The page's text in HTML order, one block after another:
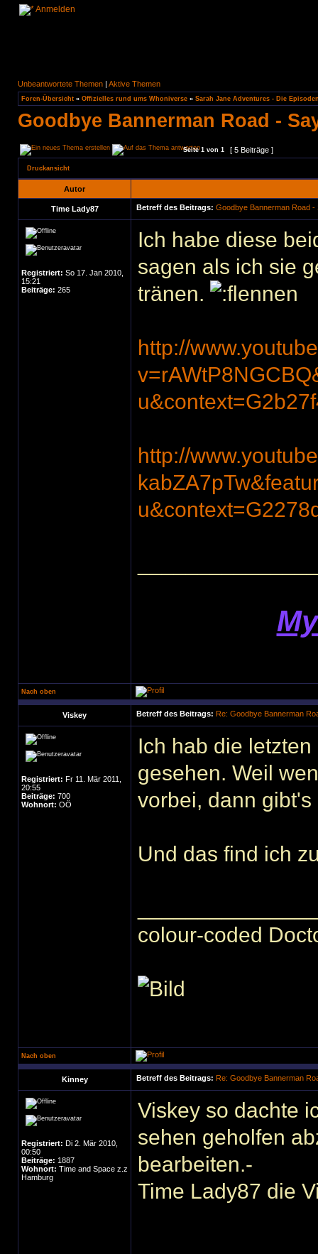
Anmelden
Unbeantwortete Themen | Aktive Themen
Foren-Übersicht » Offizielles rund ums Whoniverse » Sarah Jane Adventures - Die
Goodbye Bannerman Road -
Seite1 von 1 [ 5 Beiträge ]
Druckansicht
Autor
Time Lady87 Betreff des Beitrags: Goodbye Bannerman Road -
Registriert: So 17. Jan 2010,
15:21
Beiträge: 265
Ich habe diese
sagen als ich sie
tränen.
http://
http://
Nach oben
Viskey Betreff des Beitrags: Re: Goodbye Bannerman
Registriert: Fr 11. Mär 2011,
20:55
Beiträge: 700
Wohnort: OÖ
Ich hab die
gesehen. Weil
vorbei, dann gibt's
Und das find ich
colour-coded
Nach oben
Kinney Betreff des Beitrags: Re: Goodbye Bannerman
Registriert: Di 2. Mär 2010,
00:50
Beiträge: 1887
Wohnort: Time and Space z.z
Hamburg
Viskey so dachte
sehen geholfen
bearbeiten.-
Time Lady87 die